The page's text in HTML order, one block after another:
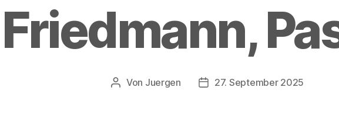
Friedmann,
Beitragsautor
Von Juergen Beitragsdatum
27. September 2025